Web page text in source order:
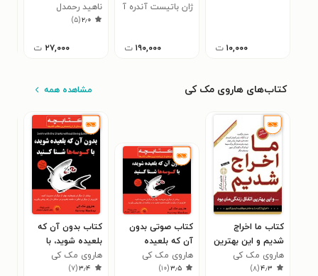
۱۰,۰۰۰ ت
ژان باتیست آندره آ
۱۹۰,۰۰۰ ت
ناهید رحمدل
۲٫۰(۵)
۲۷,۰۰۰ ت
کتاب‌های هاروی مک کی مشاهده همه
کتاب ما اخراج
شدیم و این بهترین
اتفاق زندگی‌مان بود
هاروی مک کی
۴٫۳(۸)
کتاب صوتی بدون
آن که بلعیده
شوید، با کوسه‌ ها
شنا کنید
هاروی مک کی
۳٫۵(۱۰)
کتاب بدون آن که
بلعیده شوید، با
کوسه‌ها شنا کنید
هاروی مک کی
۳٫۴(۷)